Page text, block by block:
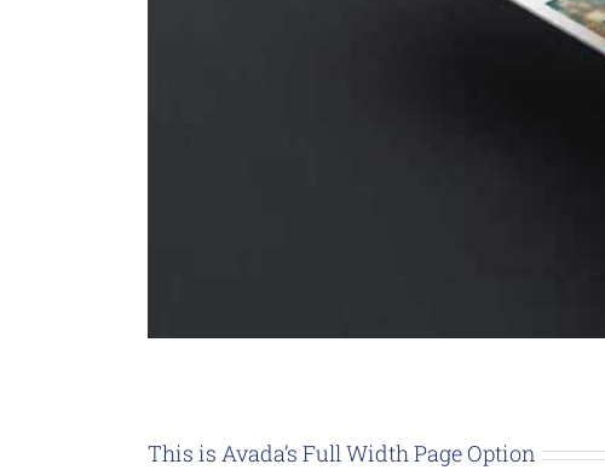
This is Avada’s Full Width Page Option